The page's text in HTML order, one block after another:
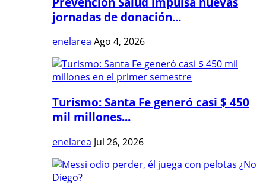
jornadas de donación...
enelarea Ago 4, 2026
Turismo: Santa Fe generó casi $ 450
mil millones...
enelarea Jul 26, 2026